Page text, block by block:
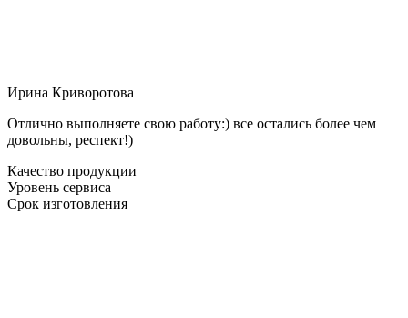
Ирина Криворотова
Отлично выполняете свою работу:) все остались более чем
довольны, респект!)
Качество продукции
Уровень сервиса
Срок изготовления